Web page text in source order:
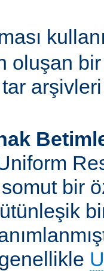
oluşan bir
tar
bir